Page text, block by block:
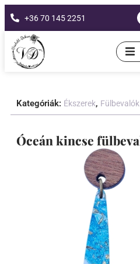
+36 70 145 2251
Kategóriák: Ékszerek, Fülbevalók
Óceán kincse